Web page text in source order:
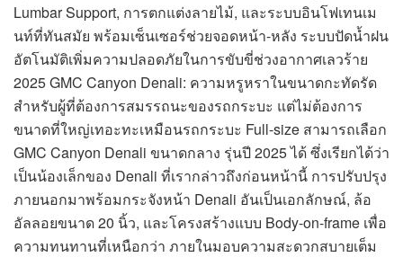
Lumbar Support, การตกแต่งลายไม้, และระบบอินโฟเทนเม
นท์ที่ทันสมัย พร้อมเซ็นเซอร์ช่วยจอดหน้า-หลัง ระบบปัดน้ำฝน
อัตโนมัติเพิ่มความปลอดภัยในการขับขี่ช่วงอากาศเลวร้าย
2025 GMC Canyon Denali: ความหรูหราในขนาดกะทัดรัด
สำหรับผู้ที่ต้องการสมรรถนะของรถกระบะ แต่ไม่ต้องการ
ขนาดที่ใหญ่เทอะทะเหมือนรถกระบะ Full-size สามารถเลือก
GMC Canyon Denali ขนาดกลาง รุ่นปี 2025 ได้ ซึ่งเรียกได้ว่า
เป็นน้องเล็กของ Denali ที่เรากล่าวถึงก่อนหน้านี้ การปรับปรุง
ภายนอกมาพร้อมกระจังหน้า Denali อันเป็นเอกลักษณ์, ล้อ
อัลลอยขนาด 20 นิ้ว, และโครงสร้างแบบ Body-on-frame เพื่อ
ความทนทานที่เหนือกว่า ภายในมอบความสะดวกสบายเต็ม